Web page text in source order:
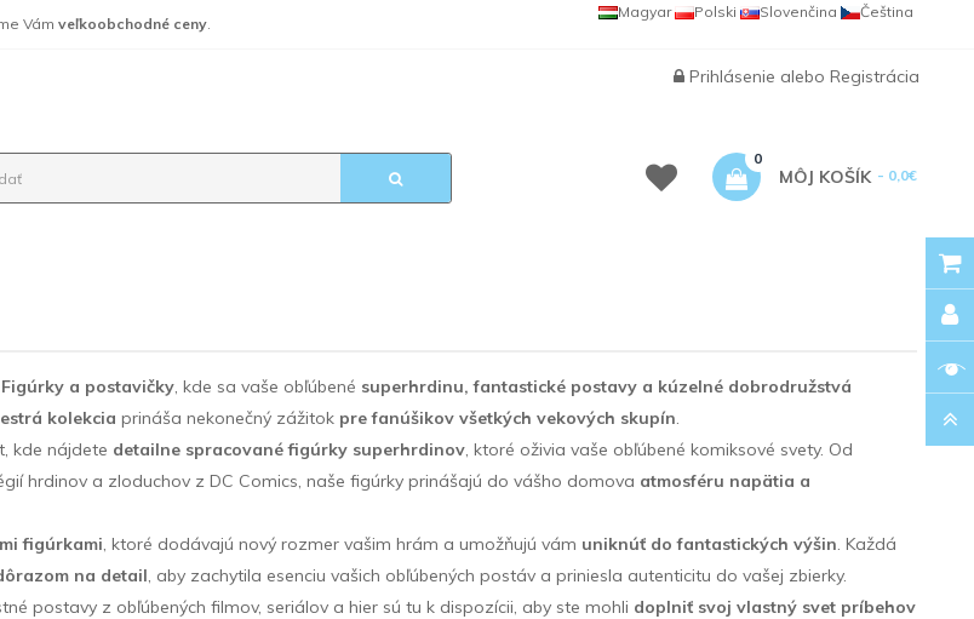
Vámveľkoobchodné ceny.
Čeština
Slovenčina
Polski
Magyar
Prihlásenie alebo Registrácia
MÔJ KOŠÍK
0
- 0,0€
Figúrky a postavičky, kde sa vaše obľúbené superhrdinu, fantastické postavy a kúzelné dobrodružstvá
kolekcia prináša nekonečný zážitokpre fanúšikov všetkých vekových skupín.
kde nájdete detailne spracované figúrky superhrdinov, ktoré oživia vaše obľúbené komiksové svety. Od
hrdinov a zloduchov z DC Comics, naše figúrky prinášajú do vášho domova atmosféru napätia a
figúrkami, ktoré dodávajú nový rozmer vašim hrám a umožňujú vám uniknúť do fantastických výšin. Každá
na detail, aby zachytila ​​esenciu vašich obľúbených postáv a priniesla autenticitu do vašej zbierky.
postavy z obľúbených filmov, seriálov a hier sú tu k dispozícii, aby ste mohli doplniť svoj vlastný svet príbehov